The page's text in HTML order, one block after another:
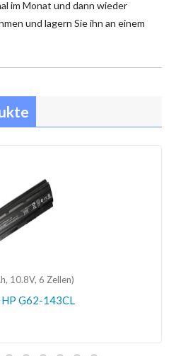
im Monat und dann wieder
und lagern Sie ihn an einem
10.8V, 6 Zellen)
G62-143CL